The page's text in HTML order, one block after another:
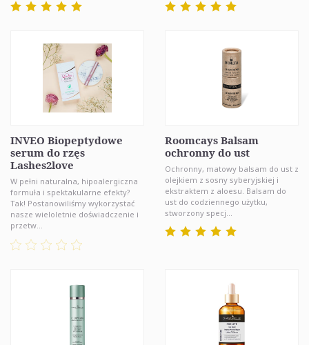
INVEO Biopeptydowe
serum do rzęs
Lashes2love
W pełni naturalna, hipoalergiczna
formuła i spektakularne efekty?
Tak! Postanowiliśmy wykorzystać
nasze wieloletnie doświadczenie i
przetw...
Roomcays Balsam
ochronny do ust
Ochronny, matowy balsam do ust z
olejkiem z sosny syberyjskiej i
ekstraktem z aloesu. Balsam do
ust do codziennego użytku,
stworzony specj...